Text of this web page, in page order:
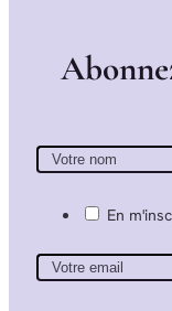
Abonne
En